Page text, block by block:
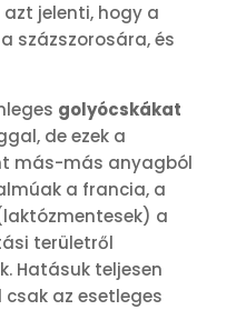
jelenti, hogy a
százszorosára, és
golyócskákat
de ezek a
más-más anyagból
a francia, a
a
területről
Hatásuk teljesen
az esetleges